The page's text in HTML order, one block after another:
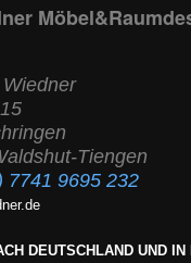
Tiengen
7741 9695 232
DEUTSCHLAND UND